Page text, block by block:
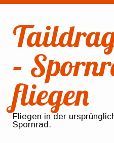
–
fliegen
Fliegen in der
Spornrad.